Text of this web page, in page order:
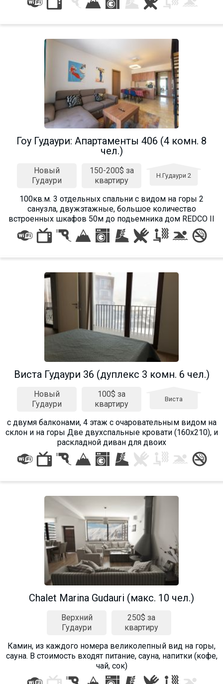
Гоу Гудаури: Апартаменты 406 (4 комн. 8
чел.)
Новый
Гудаури
150-200$ за
квартиру
Н.Гудаури 2
100кв.м. 3 отдельных спальни с видом на горы 2
санузла, двужэтажные, большое количество
встроенных шкафов 50м до подьемника дом REDCO II
Виста Гудаури 36 (дуплекс 3 комн. 6 чел.)
Новый
Гудаури
100$ за
квартиру
Виста
с двумя балконами, 4 этаж с очаровательным видом на
склон и на горы Две двухспальные кровати (160х210), и
раскладной диван для двоих
Chalet Marina Gudauri (макс. 10 чел.)
Верхний
Гудаури
250$ за
квартиру
Камин, из каждого номера великолепный вид на горы,
сауна. В стоимость входят питание, сауна, напитки (кофе,
чай, сок)